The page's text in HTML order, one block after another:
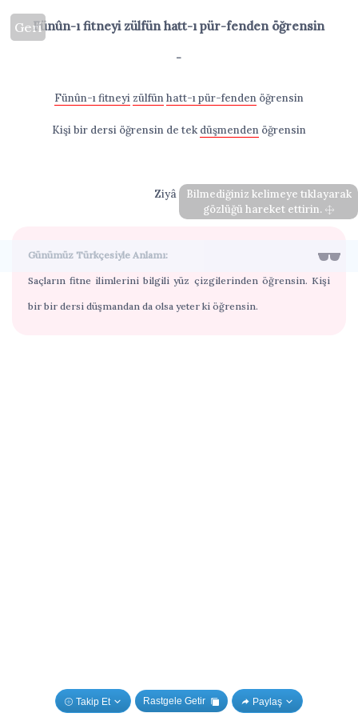
GeriFünûn-ı fitneyi zülfün hatt-ı pür-fenden öğrensin
-
Fünûn-ı fitneyi zülfünhatt-ı pür-fendenöğrensin
Kişi bir dersi öğrensin de tek düşmendenöğrensin
Ziyâ Paşa
Günümüz Türkçesiyle Anlamı:
Saçların fitne ilimlerini bilgili yüz çizgilerinden öğrensin. Kişi
bir bir dersi düşmandan da olsa yeter ki öğrensin.
Takip Et Rastgele Getir Paylaş
Bilmediğiniz kelimeye tıklayarak
gözlüğü hareket ettirin.